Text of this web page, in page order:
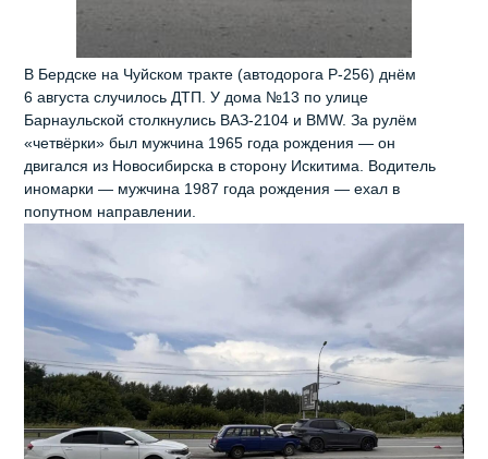
В Бердске на Чуйском тракте (автодорога Р‑256) днём
6 августа случилось ДТП. У дома №13 по улице
Барнаульской столкнулись ВАЗ‑2104 и BMW. За рулём
«четвёрки» был мужчина 1965 года рождения — он
двигался из Новосибирска в сторону Искитима. Водитель
иномарки — мужчина 1987 года рождения — ехал в
попутном направлении.